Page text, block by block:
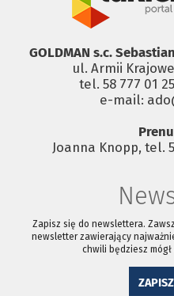
GOLDMAN s.c.
ul. Armii
tel. 58 777 01
e-mail:
Joanna Knopp, tel.
Zapisz się do newslettera.
newsletter zawierający
chwili będziesz